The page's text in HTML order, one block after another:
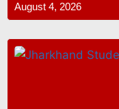
August 4, 2026